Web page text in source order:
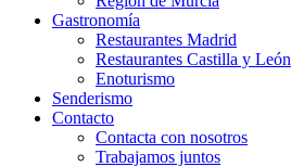
Gastronomía
Restaurantes Madrid
Restaurantes Castilla y León
Enoturismo
Senderismo
Contacto
Contacta con nosotros
Trabajamos juntos